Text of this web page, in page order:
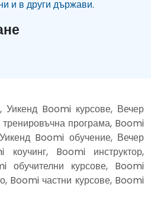
и в други държави.
Boomi курсове, Вечер
програма, Boomi
Boomi обучение, Вечер
Boomi инструктор,
обучителни курсове, Boomi
Boomi частни курсове, Boomi